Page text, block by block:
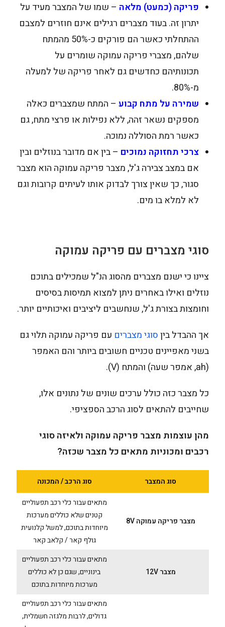
פריקה (כמעט) מלאה – שמו של המצבר מעיד על
יתרון זה. בעוד מצברים רגילים אינם חוזרים למצבם
ההתחלתי כאשר הם פורקים כ-50% מהמתח
שלהם, מצברי פריקה עמוקה שומרים על
תכונותיהם כחדשים גם לאחר פריקה של למעלה
מ-80%.
שמירה על מתח קבוע – המתח שמצברים כאלה
מספקים נשאר זהה, ללא נפילות או פרצי מתח, גם
כאשר רמת הסוללה נמוכה.
צרכי תחזוקה נמוכים – בין אם מדובר בנוזלים ובין
אם במצב צבירה ג'ל, מצבר פריקה עמוקה הוא מצבר
סגור, כך שאין צורך לבדוק אותו לעיתים קרובות וגם
לא למלא בו מים.
סוגי מצברים עם פריקה עמוקה
ציינו כי ישנם מצברים מהסוג הנ"ל שמכילים בתוכם
נוזלים ואילו באחרים ניתן למצוא תמיסות בסיסים
וחומצות בצורת ג'ל, שנחשבים ליציבים ואיכותיים יותר.
אך ההבדל ביןסוגי מצברים עם פריקה עמוקה תלוי גם
בשני מאפיינים טכניים חשובים ביותר והם האמפר
(ah, אמפר שעה) והמתח (V).
כל מצבר כזה כולל ערכים שונים של נתונים אלו,
שחייבים להתאים לסוג הרכב הספציפי.
מהן עוצמות מצבר פריקה עמוקה ולאיזה סוגי
רכבים ומכוניות מתאים כל מצבר שכזה?
סוג המצבר סוג הרכב / המכונה
מצבר פריקה עמוקה 8V
מתאים עבור כלי רכב תפעוליים
קטנים שלא כוללים מערכות
מיוחדות בתוכם, למשל קלנועית
גולף קאר / קלאב קאר
מצבר 12V
מתאים עבור כלי רכב תפעוליים
בינוניים, שגם כן לא כוללים
מערכות מיוחדות בתוכם
מתאים עבור כלי רכב תפעוליים
גדולים, לרבות מלגזה חשמלית,